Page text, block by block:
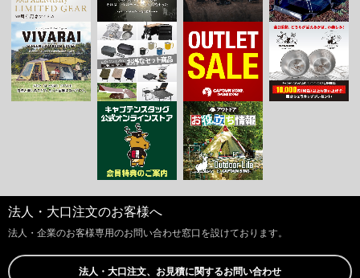
法人・大口注文のお客様へ
法人・企業のお客様専用のお問い合わせ窓口を設けております。
法人・大口注文、お見積に関するお問い合わせ